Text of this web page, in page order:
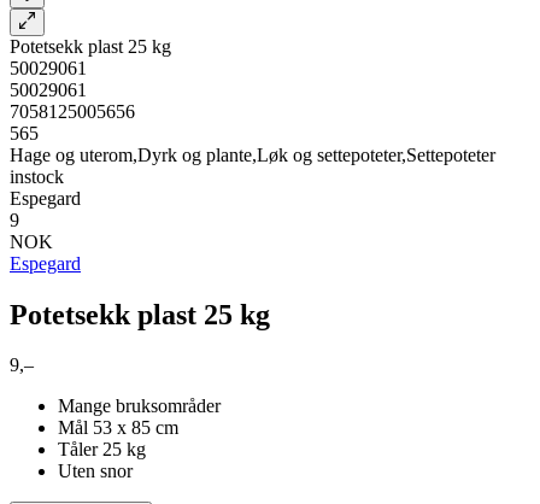
Potetsekk plast 25 kg
50029061
50029061
7058125005656
565
Hage og uterom,Dyrk og plante,Løk og settepoteter,Settepoteter
instock
Espegard
9
NOK
Espegard
Potetsekk plast 25 kg
9,–
Mange bruksområder
Mål 53 x 85 cm
Tåler 25 kg
Uten snor